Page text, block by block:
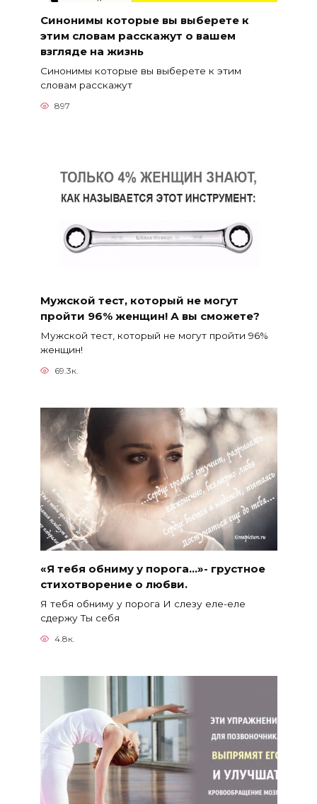
Синонимы которые вы выберете к
этим словам расскажут о вашем
взгляде на жизнь
Синонимы которые вы выберете к этим
словам расскажут
897
Мужской тест, который не могут
пройти 96% женщин! А вы сможете?
Мужской тест, который не могут пройти 96%
женщин!
69.3к.
«Я тебя обниму у порога…»- грустное
стихотворение о любви.
Я тебя обниму у порога И слезу еле-еле
сдержу Ты себя
4.8к.